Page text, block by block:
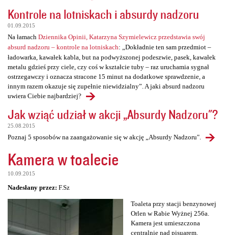
Kontrole na lotniskach i absurdy nadzoru
01.09.2015
Na łamach Dziennika Opinii, Katarzyna Szymielewicz przedstawia swój
absurd nadzoru – kontrole na lotniskach: „Dokładnie ten sam przedmiot –
ładowarka, kawałek kabla, but na podwyższonej podeszwie, pasek, kawałek
metalu gdzieś przy ciele, czy coś w kształcie tuby – raz uruchamia sygnał
ostrzegawczy i oznacza stracone 15 minut na dodatkowe sprawdzenie, a
innym razem okazuje się zupełnie niewidzialny”. A jaki absurd nadzoru
uwiera Ciebie najbardziej?
Jak wziąć udział w akcji „Absurdy Nadzoru"?
25.08.2015
Poznaj 5 sposobów na zaangażowanie się w akcję „Absurdy Nadzoru".
Kamera w toalecie
10.09.2015
Nadesłany przez: F.Sz
Toaleta przy stacji benzynowej
Orlen w Rabie Wyżnej 256a.
Kamera jest umieszczona
centralnie nad pisuarem.